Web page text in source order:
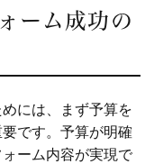
ーム成功の
には、まず予算を
です。予算が明確
ーム内容が実現で